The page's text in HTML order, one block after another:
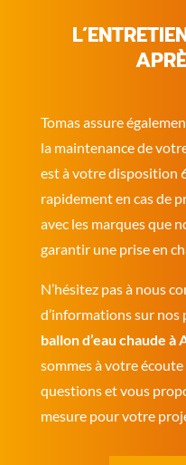
Tomas assure
la maintenance de
est à votre disposition
rapidement en cas de
avec les marques que
garantir une prise en
N’hésitez pas à nous
d’informations sur nos
ballon d’eau chaude à
sommes à votre
questions et vous
mesure pour votre